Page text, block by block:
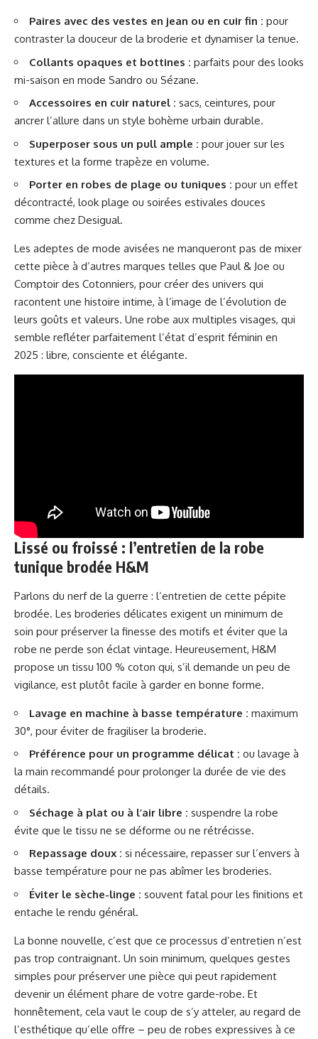
Paires avec des vestes en jean ou en cuir fin : pour
contraster la douceur de la broderie et dynamiser la tenue.
Collants opaques et bottines : parfaits pour des looks
mi-saison en mode Sandro ou Sézane.
Accessoires en cuir naturel : sacs, ceintures, pour
ancrer l’allure dans un style bohème urbain durable.
Superposer sous un pull ample : pour jouer sur les
textures et la forme trapèze en volume.
Porter en robes de plage ou tuniques : pour un effet
décontracté, look plage ou soirées estivales douces
comme chez Desigual.
Les adeptes de mode avisées ne manqueront pas de mixer
cette pièce à d’autres marques telles que Paul & Joe ou
Comptoir des Cotonniers, pour créer des univers qui
racontent une histoire intime, à l’image de l’évolution de
leurs goûts et valeurs. Une robe aux multiples visages, qui
semble refléter parfaitement l’état d’esprit féminin en
2025 : libre, consciente et élégante.
Lissé ou froissé : l’entretien de la robe
tunique brodée H&M
Parlons du nerf de la guerre : l’entretien de cette pépite
brodée. Les broderies délicates exigent un minimum de
soin pour préserver la finesse des motifs et éviter que la
robe ne perde son éclat vintage. Heureusement, H&M
propose un tissu 100 % coton qui, s’il demande un peu de
vigilance, est plutôt facile à garder en bonne forme.
Lavage en machine à basse température : maximum
30°, pour éviter de fragiliser la broderie.
Préférence pour un programme délicat : ou lavage à
la main recommandé pour prolonger la durée de vie des
détails.
Séchage à plat ou à l’air libre : suspendre la robe
évite que le tissu ne se déforme ou ne rétrécisse.
Repassage doux : si nécessaire, repasser sur l’envers à
basse température pour ne pas abîmer les broderies.
Éviter le sèche-linge : souvent fatal pour les finitions et
entache le rendu général.
La bonne nouvelle, c’est que ce processus d’entretien n’est
pas trop contraignant. Un soin minimum, quelques gestes
simples pour préserver une pièce qui peut rapidement
devenir un élément phare de votre garde-robe. Et
honnêtement, cela vaut le coup de s’y atteler, au regard de
l’esthétique qu’elle offre – peu de robes expressives à ce